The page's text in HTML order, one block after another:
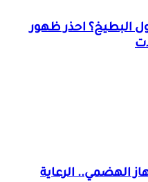
البطيخ؟ احذر ظهور
الهضمي.. الرعاية